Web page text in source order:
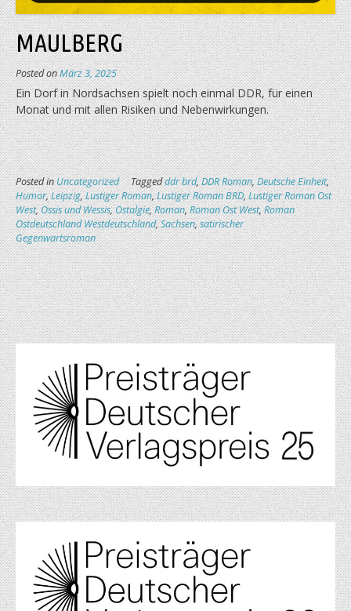
MAULBERG
Posted onMärz 3, 2025
Ein Dorf in Nordsachsen spielt noch einmal DDR, für einen
Monat und mit allen Risiken und Nebenwirkungen.
Posted inUncategorized Taggedddr brd,DDR Roman,Deutsche Einheit,
Humor,Leipzig,Lustiger Roman,Lustiger Roman BRD,Lustiger Roman Ost
West,Ossis und Wessis,Ostalgie,Roman,Roman Ost West,Roman
Ostdeutschland Westdeutschland,Sachsen,satirischer
Gegenwartsroman